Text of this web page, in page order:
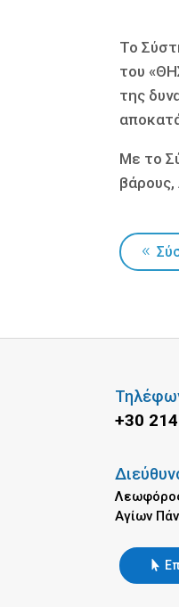
Το
του
της
Με το
βάρους,
+30
Αγίων